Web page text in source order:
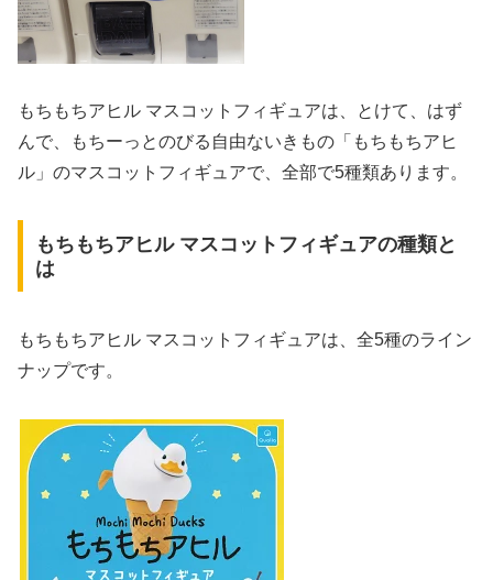
もちもちアヒル マスコットフィギュアは、とけて、はず
んで、もちーっとのびる自由ないきもの「もちもちアヒ
ル」のマスコットフィギュアで、全部で5種類あります。
もちもちアヒル マスコットフィギュアの種類と
は
もちもちアヒル マスコットフィギュアは、全5種のライン
ナップです。